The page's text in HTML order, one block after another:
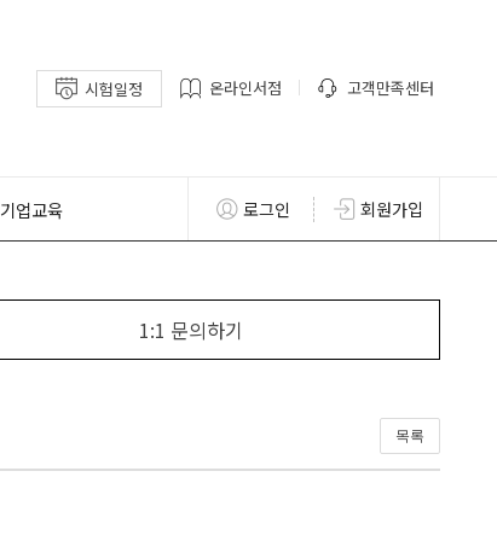
시험일정 온라인서점 고객만족센터
기업교육 로그인 회원가입
1:1 문의하기
목록